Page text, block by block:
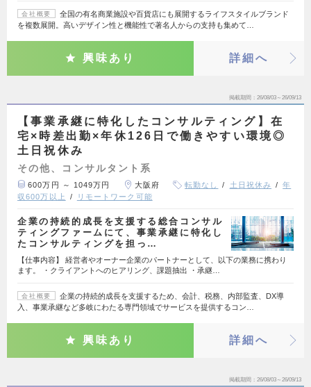
会社概要
全国の有名商業施設や百貨店にも展開するライフスタイルブランド
を複数展開。高いデザイン性と機能性で著名人からの支持も集めて…
興味あり 詳細へ
掲載期間 26/08/03～26/09/13
【事業承継に特化したコンサルティング】在
宅×時差出勤×年休126日で働きやすい環境◎
土日祝休み
その他、コンサルタント系
600万円 ～ 1049万円 大阪府 転勤なし 土日祝休み
年
収600万以上
リモートワーク可能
企業の持続的成長を支援する総合コンサル
ティングファームにて、事業承継に特化し
たコンサルティングを担っ…
【仕事内容】 経営者やオーナー企業のパートナーとして、以下の業務に携わり
ます。 ・クライアントへのヒアリング、課題抽出 ・承継…
会社概要
企業の持続的成長を支援するため、会計、税務、内部監査、DX導
入、事業承継など多岐にわたる専門領域でサービスを提供するコン…
興味あり 詳細へ
掲載期間 26/08/03～26/09/13